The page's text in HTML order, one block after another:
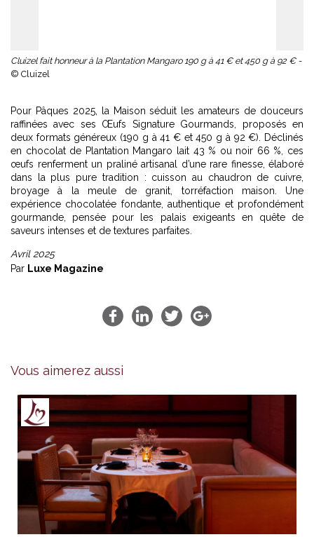
Cluizel fait honneur à la Plantation Mangaro 190 g à 41 € et 450 g à 92 € -
© Cluizel
Pour Pâques 2025, la Maison séduit les amateurs de douceurs
raffinées avec ses Œufs Signature Gourmands, proposés en
deux formats généreux (190 g à 41 € et 450 g à 92 €). Déclinés
en chocolat de Plantation Mangaro lait 43 % ou noir 66 %, ces
œufs renferment un praliné artisanal d’une rare finesse, élaboré
dans la plus pure tradition : cuisson au chaudron de cuivre,
broyage à la meule de granit, torréfaction maison. Une
expérience chocolatée fondante, authentique et profondément
gourmande, pensée pour les palais exigeants en quête de
saveurs intenses et de textures parfaites.
Avril 2025
Par Luxe Magazine
Vous aimerez aussi